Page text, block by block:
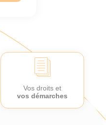
Vos droits et
vos démarches